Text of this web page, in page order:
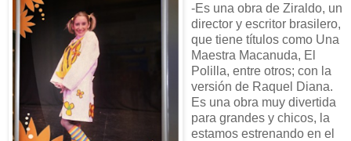
-Es una obra de Ziraldo, un
director y escritor brasilero,
que tiene títulos como Una
Maestra Macanuda, El
Polilla, entre otros; con la
versión de Raquel Diana.
Es una obra muy divertida
para grandes y chicos, la
estamos estrenando en el